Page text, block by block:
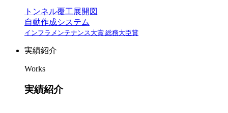
トンネル覆工展開図
自動作成システム
インフラメンテナンス大賞 総務大臣賞
実績紹介
Works
実績紹介